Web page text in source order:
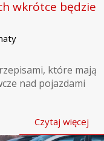
wkrótce będzie
które mają
nad pojazdami
Czytaj więcej